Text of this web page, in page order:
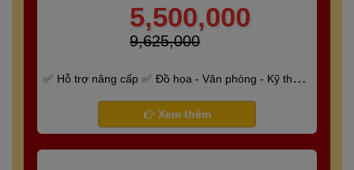
5,500,000
9,625,000
Hỗ trợ nâng cấp
Đồ họa - Văn phòng - Kỹ thuật
Xem thêm